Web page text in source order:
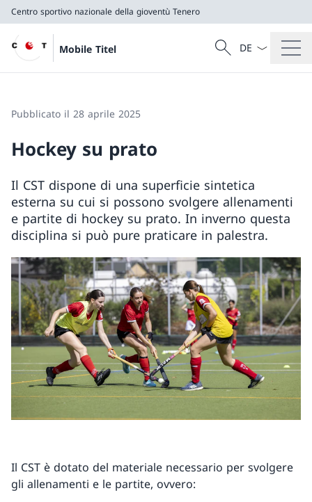
Centro sportivo nazionale della gioventù Tenero
Mobile Titel
Cercare
Ricerca
Dal menu a
Pubblicato il 28 aprile 2025
Hockey su prato
Il CST dispone di una superficie sintetica
esterna su cui si possono svolgere allenamenti
e partite di hockey su prato. In inverno questa
disciplina si può pure praticare in palestra.
Il CST è dotato del materiale necessario per svolgere
gli allenamenti e le partite, ovvero: